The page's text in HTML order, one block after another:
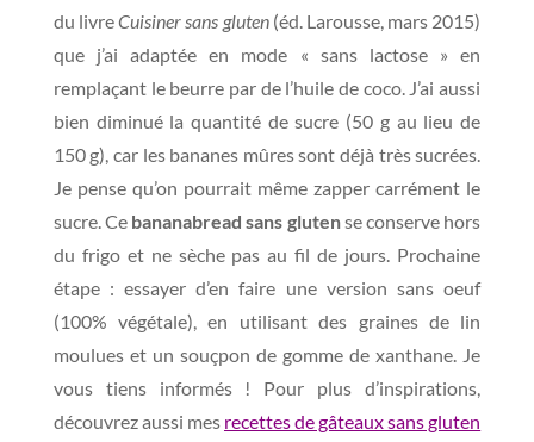
du livreCuisiner sans gluten(éd. Larousse, mars 2015)
que j’ai adaptée en mode « sans lactose » en
remplaçant le beurre par de l’huile de coco. J’ai aussi
bien diminué la quantité de sucre (50 g au lieu de
150 g), car les bananes mûres sont déjà très sucrées.
Je pense qu’on pourrait même zapper carrément le
sucre. Ce bananabread sans glutense conserve hors
du frigo et ne sèche pas au fil de jours. Prochaine
étape : essayer d’en faire une version sans oeuf
(100% végétale), en utilisant des graines de lin
moulues et un souçpon de gomme de xanthane. Je
vous tiens informés ! Pour plus d’inspirations,
découvrez aussi mes recettes de gâteaux sans gluten